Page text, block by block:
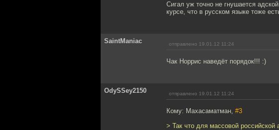
Сигал уж точно не гнушается
курсе, что в русском языке тоже
SaintManiac отправлено 19.01.12 11:24
Чак Норрис наведёт порядок!!! :)
OdySSey2150 отправлено 19.01.12 11:24
Кому: Махасаматман, #3
> Так что для массовой российской